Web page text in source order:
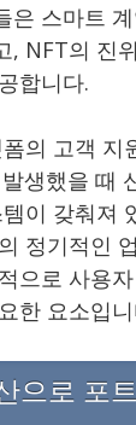
은 스마트
, NFT의 진
합니다.
의 고객 지
생했을 때
이 갖춰져
정기적인
으로 사용
한 요소입
으로 포